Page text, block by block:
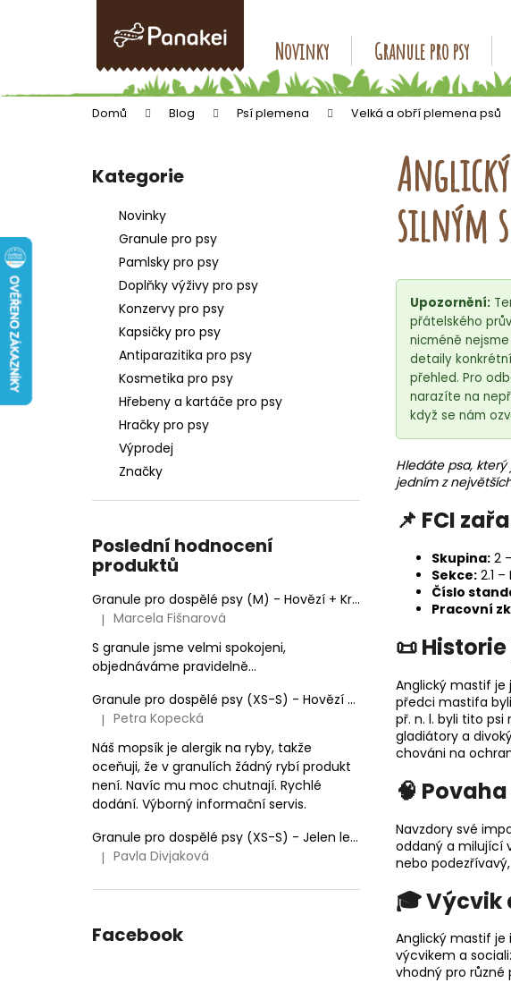
Novinky Granule pro psy
Domů Blog Psí plemena Velká a obří plemena psů
Přeskočit
kategorie
Kategorie
Novinky
Granule pro psy
Pamlsky pro psy
Doplňky výživy pro psy
Konzervy pro psy
Kapsičky pro psy
Antiparazitika pro psy
Kosmetika pro psy
Hřebeny a kartáče pro psy
Hračky pro psy
Výprodej
Značky
Poslední hodnocení
produktů
Granule pro dospělé psy (M) - Hovězí + Krůtí 9kg
Hodnocení produktu je 5 z 5 hvězdiček.
| Marcela Fišnarová
S granule jsme velmi spokojeni,
objednáváme pravidelně...
Granule pro dospělé psy (XS-S) - Hovězí + Krůtí
18kg (2x9kg)
Hodnocení produktu je 5 z 5 hvězdiček.
| Petra Kopecká
Náš mopsík je alergik na ryby, takže
oceňuji, že v granulích žádný rybí produkt
není. Navíc mu moc chutnají. Rychlé
dodání. Výborný informační servis.
Granule pro dospělé psy (XS-S) - Jelen lesní (SENSITIVE) 9kg
Hodnocení produktu je 5 z 5 hvězdiček.
| Pavla Divjaková
Facebook
silným
Upozornění:
přátelského
nicméně
detaily
přehled. Pro
narazíte na
když se nám
Hledáte psa,
jedním z
📌 FCI
Skupina: 2
Sekce: 2.1
Číslo
Pracovní
📜
Anglický mastif je
předci mastifa
př. n. l. byli tito
gladiátory a
chováni na
🧠
Navzdory své
oddaný a milující
nebo
🎓 Výcvik
Anglický mastif je
výcvikem a
vhodný pro různé
k
obchodu
obchodu
Co